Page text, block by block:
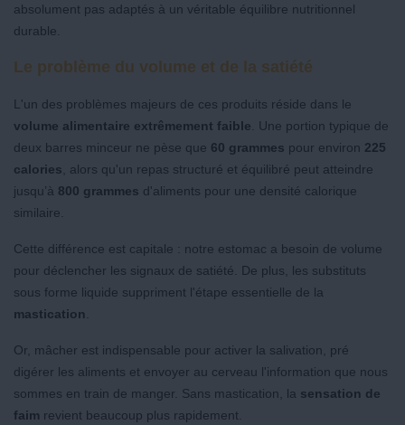
absolument pas adaptés à un véritable équilibre nutritionnel
durable.
Le problème du volume et de la satiété
L'un des problèmes majeurs de ces produits réside dans le
volume alimentaire extrêmement faible . Une portion typique de
deux barres minceur ne pèse que 60 grammes pour environ 225
calories , alors qu'un repas structuré et équilibré peut atteindre
jusqu’à 800 grammes d'aliments pour une densité calorique
similaire.
Cette différence est capitale : notre estomac a besoin de volume
pour déclencher les signaux de satiété. De plus, les substituts
sous forme liquide suppriment l'étape essentielle de la
mastication
Or, mâcher est indispensable pour activer la salivation, pré
digérer les aliments et envoyer au cerveau l'information que nous
sommes en train de manger. Sans mastication, la sensation de
faim revient beaucoup plus rapidement.